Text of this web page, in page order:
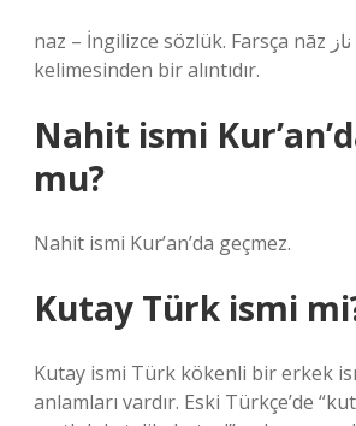
naz – İngilizce sözlük. Farsça nāz ناز “kibir, gurur”
kelimesinden bir alıntıdır.
Nahit ismi
mu?
Nahit ismi Kur’an’da geçmez.
Kutay Türk ismi
Kutay ismi Türk kökenli bir erkek
anlamları vardır. Eski Türkçe’de